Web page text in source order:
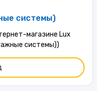
системы)
системы))